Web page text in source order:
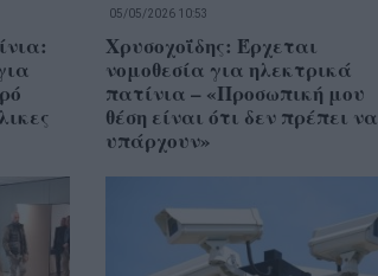
05/05/2026 10:53
Χρυσοχοΐδης: Έρχεται
νομοθεσία για ηλεκτρικά
πατίνια – «Προσωπική μου
θέση είναι ότι δεν πρέπει να
υπάρχουν»